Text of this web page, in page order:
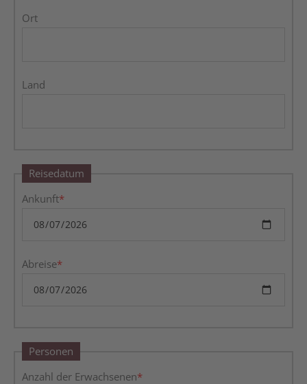
Ort
Land
Reisedatum
Ankunft*
Abreise*
Personen
Anzahl der Erwachsenen*